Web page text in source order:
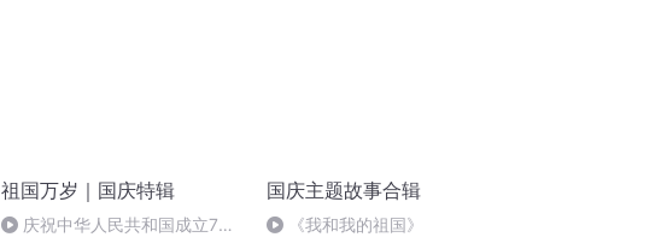
祖国万岁｜国庆特辑
庆祝中华人民共和国成立73
国庆主题故事合辑
《我和我的祖国》